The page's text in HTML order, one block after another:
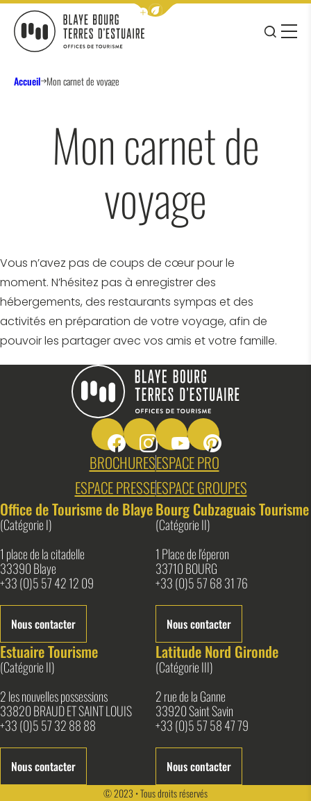
Afficher la barre de navigation
JE
MENU
Accueil Mon carnet de voyage
Mon carnet de
voyage
Vous n’avez pas de coups de cœur pour le
moment. N’hésitez pas à enregistrer des
hébergements, des restaurants sympas et des
activités en préparation de votre voyage, afin de
pouvoir les partager avec vos amis et votre famille.
Blaye Bourg Terres d&#039;Estuaire
Suivez-nous sur Facebook
Suivez-nous sur Instagram
Suivez-nous sur Youtube
Suivez-nous sur
BROCHURESESPACE PRO
ESPACE PRESSEESPACE GROUPES
Office de Tourisme de Blaye
(Catégorie I)
1 place de la citadelle
33390 Blaye
+33 (0)5 57 42 12 09
Nous contacter
Bourg Cubzaguais Tourisme
(Catégorie II)
1 Place de l'éperon
33710 BOURG
+33 (0)5 57 68 31 76
Nous contacter
Estuaire Tourisme
(Catégorie II)
2 les nouvelles possessions
33820 BRAUD ET SAINT LOUIS
+33 (0)5 57 32 88 88
Nous contacter
Latitude Nord Gironde
(Catégorie III)
2 rue de la Ganne
33920 Saint Savin
+33 (0)5 57 58 47 79
Nous contacter
© 2023 • Tous droits réservés